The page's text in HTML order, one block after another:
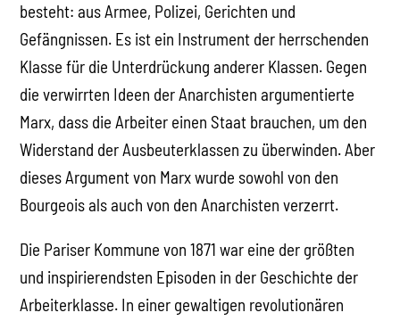
besteht: aus Armee, Polizei, Gerichten und
Gefängnissen. Es ist ein Instrument der herrschenden
Klasse für die Unterdrückung anderer Klassen. Gegen
die verwirrten Ideen der Anarchisten argumentierte
Marx, dass die Arbeiter einen Staat brauchen, um den
Widerstand der Ausbeuterklassen zu überwinden. Aber
dieses Argument von Marx wurde sowohl von den
Bourgeois als auch von den Anarchisten verzerrt.
Die Pariser Kommune von 1871 war eine der größten
und inspirierendsten Episoden in der Geschichte der
Arbeiterklasse. In einer gewaltigen revolutionären